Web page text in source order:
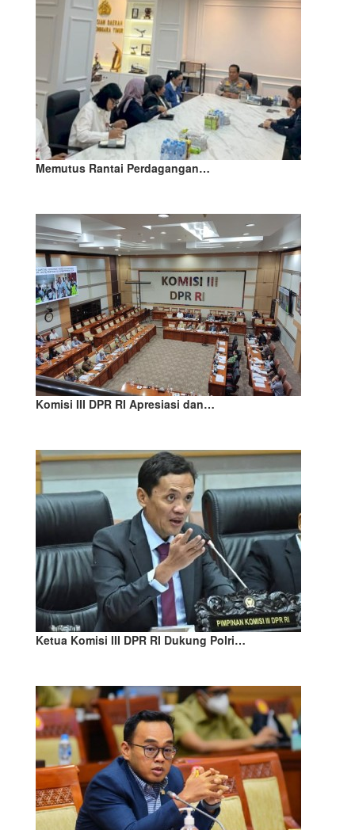
Memutus Rantai Perdagangan…
Komisi III DPR RI Apresiasi dan…
Ketua Komisi III DPR RI Dukung Polri…